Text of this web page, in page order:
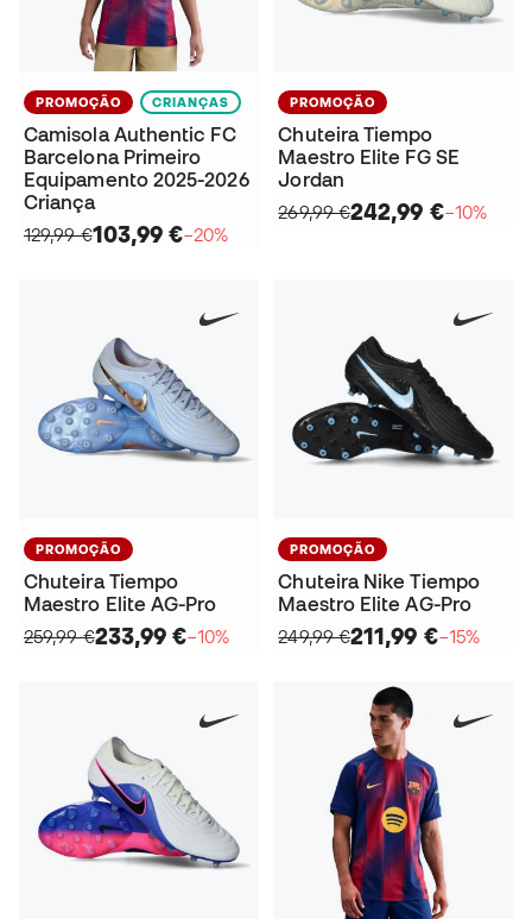
PROMOÇÃO CRIANÇAS
Camisola Authentic FC
Barcelona Primeiro
Equipamento 2025-2026
Criança
129,99 €103,99 €−20%
PROMOÇÃO
Chuteira Tiempo
Maestro Elite FG SE
Jordan
269,99 €242,99 €−10%
PROMOÇÃO
Chuteira Tiempo
Maestro Elite AG-Pro
259,99 €233,99 €−10%
PROMOÇÃO
Chuteira Nike Tiempo
Maestro Elite AG-Pro
249,99 €211,99 €−15%